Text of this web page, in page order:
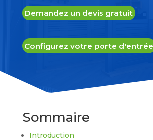
Demandez un devis gratuit
Configurez votre porte d'entrée
Sommaire
Introduction